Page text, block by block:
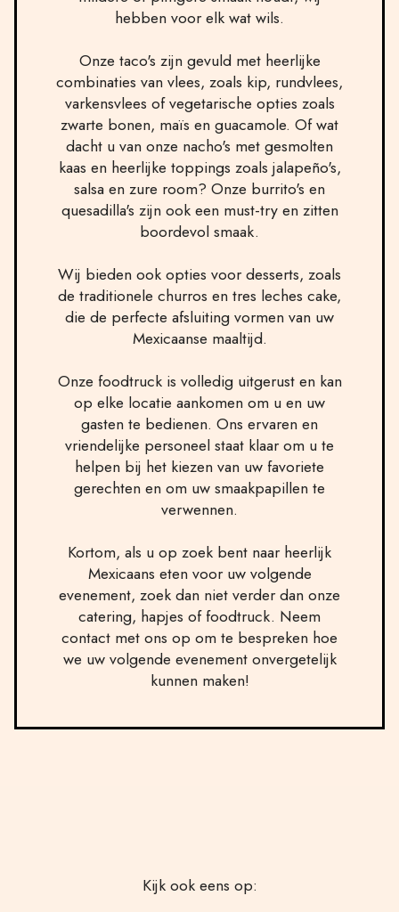
hebben voor elk wat wils.
Onze taco's zijn gevuld met heerlijke
combinaties van vlees, zoals kip, rundvlees,
varkensvlees of vegetarische opties zoals
zwarte bonen, maïs en guacamole. Of wat
dacht u van onze nacho's met gesmolten
kaas en heerlijke toppings zoals jalapeño's,
salsa en zure room? Onze burrito's en
quesadilla's zijn ook een must-try en zitten
boordevol smaak.
Wij bieden ook opties voor desserts, zoals
de traditionele churros en tres leches cake,
die de perfecte afsluiting vormen van uw
Mexicaanse maaltijd.
Onze foodtruck is volledig uitgerust en kan
op elke locatie aankomen om u en uw
gasten te bedienen. Ons ervaren en
vriendelijke personeel staat klaar om u te
helpen bij het kiezen van uw favoriete
gerechten en om uw smaakpapillen te
verwennen.
Kortom, als u op zoek bent naar heerlijk
Mexicaans eten voor uw volgende
evenement, zoek dan niet verder dan onze
catering, hapjes of foodtruck. Neem
contact met ons op om te bespreken hoe
we uw volgende evenement onvergetelijk
kunnen maken!
Kijk ook eens op: